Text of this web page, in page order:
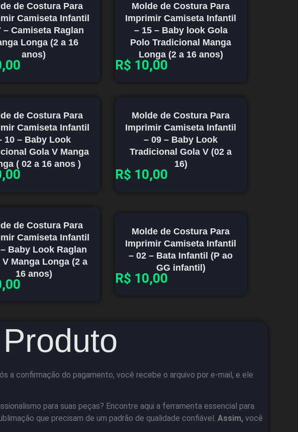
de Costura Para
Camiseta Infantil
– Camiseta Raglan
Longa (2 a 16
anos)
Molde de Costura Para
Imprimir Camiseta Infantil
– 15 – Baby look Gola
Polo Tradicional Manga
Longa (2 a 16 anos)
R$ 10,00
de Costura Para
Camiseta Infantil
10 – Baby Look
Gola V Manga
( 02 a 16 anos )
Molde de Costura Para
Imprimir Camiseta Infantil
– 09 – Baby Look
Tradicional Gola V (02 a
16)
R$ 10,00
de Costura Para
Camiseta Infantil
Baby Look Raglan
V Manga Longa (2 a
16 anos)
Molde de Costura Para
Imprimir Camiseta Infantil
– 02 – Bata Infantil (P ao
GG infantil)
R$ 10,00
confirmação do pagamento, você recebe o arquivo por e-mail, e ele
para suas peças? Encontre aqui a ferramenta essencial para
que precisam de um padrão de qualidade confiável. Assim, você